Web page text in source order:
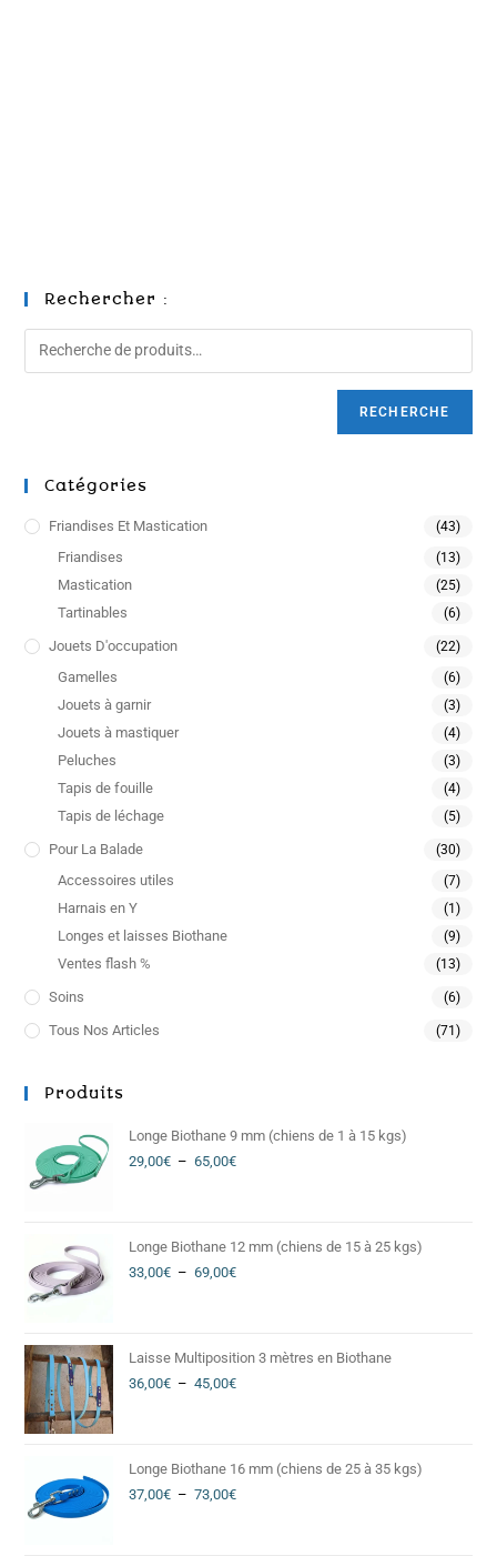
Rechercher :
RECHERCHE
Catégories
Friandises Et Mastication (43)
Friandises (13)
Mastication (25)
Tartinables (6)
Jouets D'occupation (22)
Gamelles (6)
Jouets à garnir (3)
Jouets à mastiquer (4)
Peluches (3)
Tapis de fouille (4)
Tapis de léchage (5)
Pour La Balade (30)
Accessoires utiles (7)
Harnais en Y (1)
Longes et laisses Biothane (9)
Ventes flash % (13)
Soins (6)
Tous Nos Articles (71)
Produits
Longe Biothane 9 mm (chiens de 1 à 15 kgs)
29,00€ – 65,00€
Longe Biothane 12 mm (chiens de 15 à 25 kgs)
33,00€ – 69,00€
Laisse Multiposition 3 mètres en Biothane
36,00€ – 45,00€
Longe Biothane 16 mm (chiens de 25 à 35 kgs)
37,00€ – 73,00€